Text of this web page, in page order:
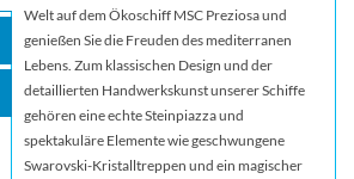
Welt auf dem Ökoschiff MSC Preziosa und
genießen Sie die Freuden des mediterranen
Lebens. Zum klassischen Design und der
detaillierten Handwerkskunst unserer Schiffe
gehören eine echte Steinpiazza und
spektakuläre Elemente wie geschwungene
Swarovski-Kristalltreppen und ein magischer